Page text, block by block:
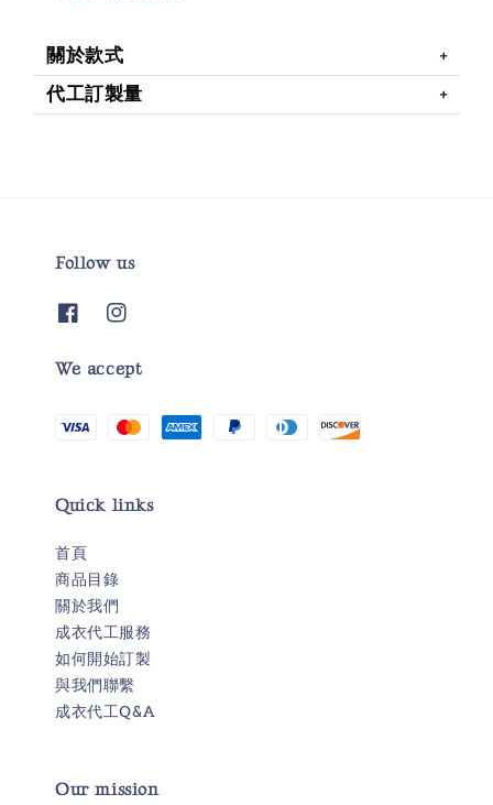
關於款式
代工訂製量
Follow us
We accept
Quick links
首頁
商品目錄
關於我們
成衣代工服務
如何開始訂製
與我們聯繫
成衣代工Q&A
Our mission